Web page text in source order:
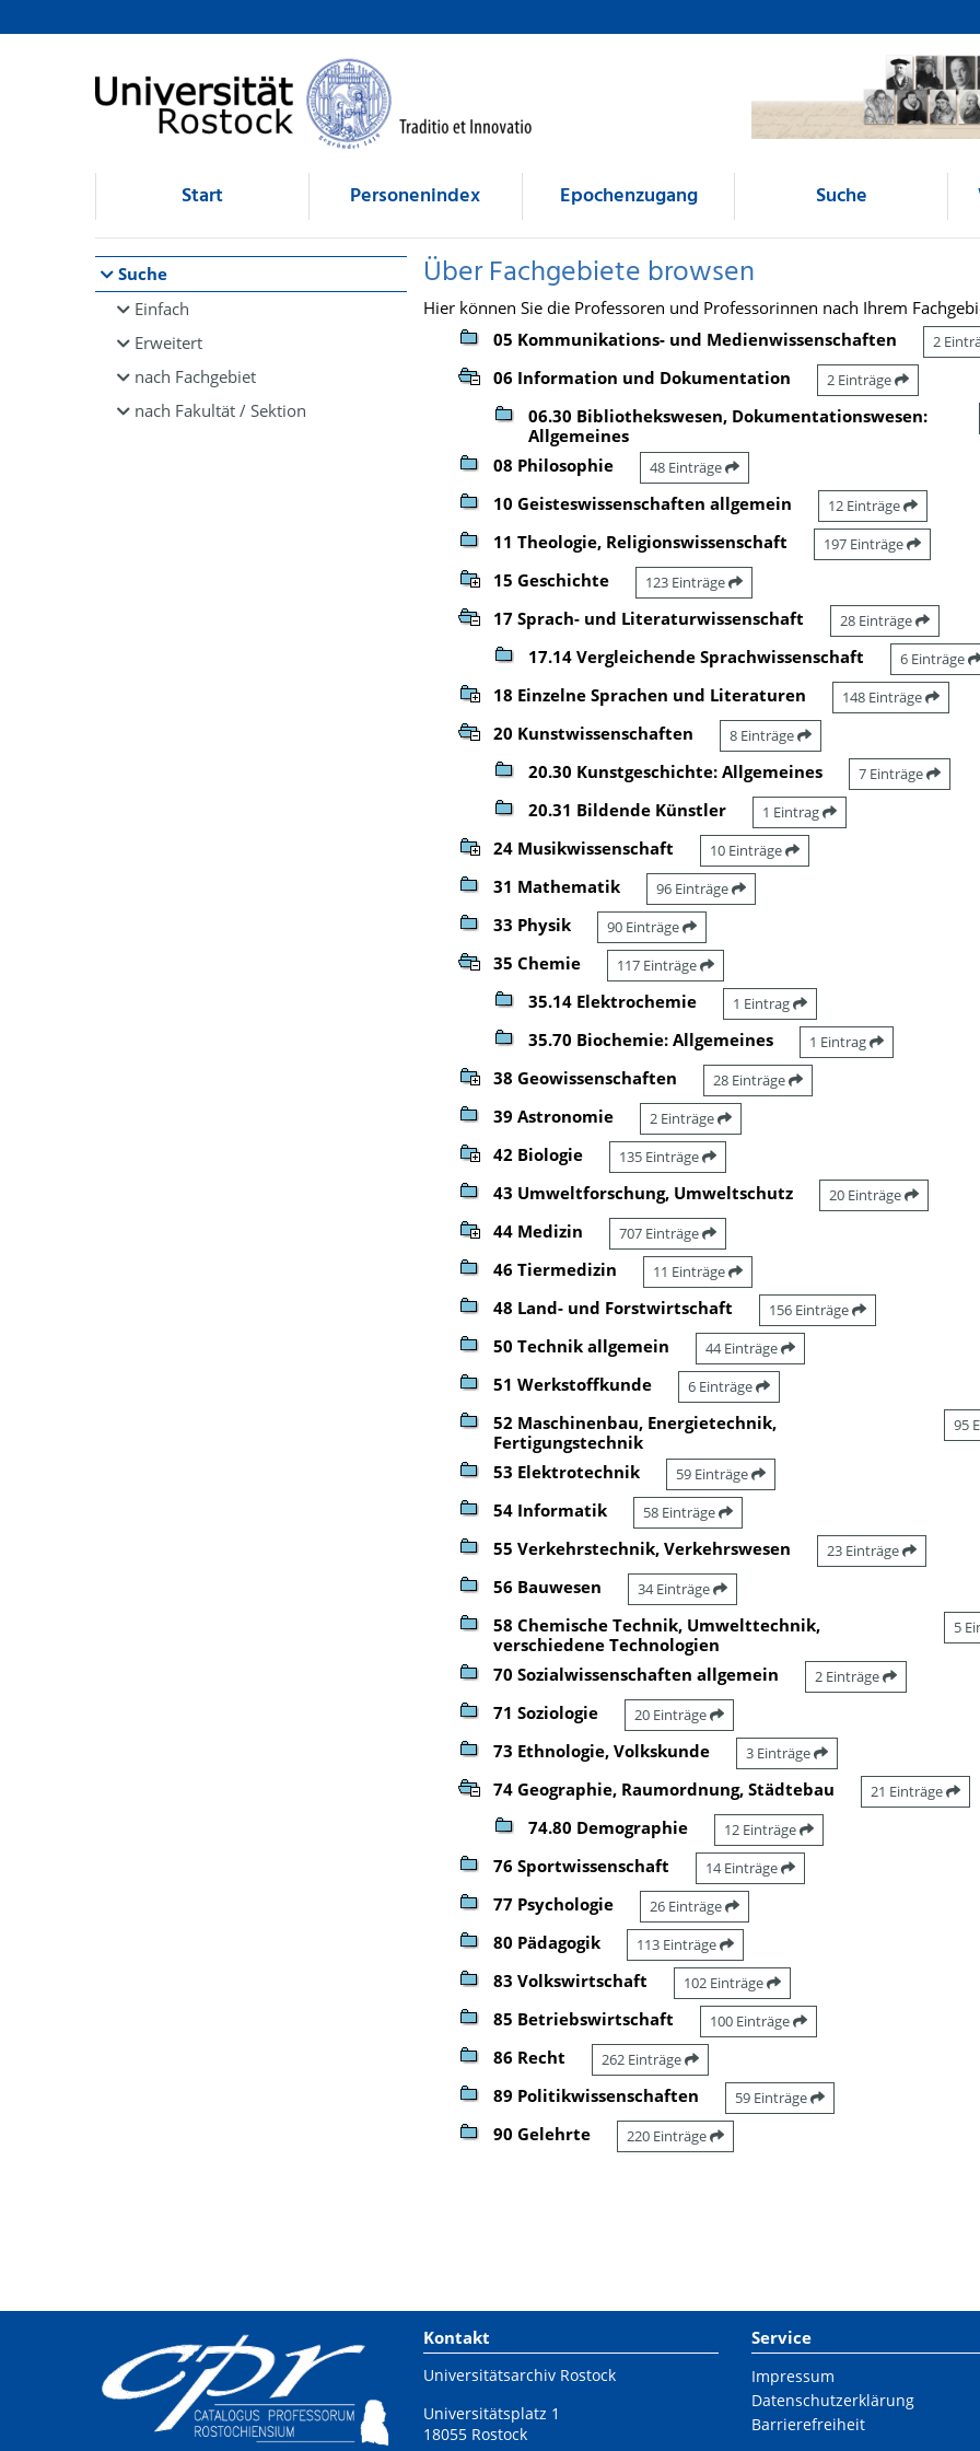
Browsen
direkt zum Inhalt
Start Personenindex Epochenzugang Suche
Suche
Einfach
Erweitert
nach Fachgebiet
nach Fakultät / Sektion
Über Fachgebiete browsen
Hier können Sie die Professoren und Professorinnen nach Ihrem
05 Kommunikations- und Medienwissenschaften
2
06 Information und Dokumentation 2 Einträge
06.30 Bibliothekswesen, Dokumentationswesen:
Allgemeines
08 Philosophie 48 Einträge
10 Geisteswissenschaften allgemein 12 Einträge
11 Theologie, Religionswissenschaft 197 Einträge
15 Geschichte 123 Einträge
17 Sprach- und Literaturwissenschaft 28 Einträge
17.14 Vergleichende Sprachwissenschaft 6 Einträge
18 Einzelne Sprachen und Literaturen 148 Einträge
20 Kunstwissenschaften 8 Einträge
20.30 Kunstgeschichte: Allgemeines 7 Einträge
20.31 Bildende Künstler 1 Eintrag
24 Musikwissenschaft 10 Einträge
31 Mathematik 96 Einträge
33 Physik 90 Einträge
35 Chemie 117 Einträge
35.14 Elektrochemie 1 Eintrag
35.70 Biochemie: Allgemeines 1 Eintrag
38 Geowissenschaften 28 Einträge
39 Astronomie 2 Einträge
42 Biologie 135 Einträge
43 Umweltforschung, Umweltschutz 20 Einträge
44 Medizin 707 Einträge
46 Tiermedizin 11 Einträge
48 Land- und Forstwirtschaft 156 Einträge
50 Technik allgemein 44 Einträge
51 Werkstoffkunde 6 Einträge
52 Maschinenbau, Energietechnik,
Fertigungstechnik
95
53 Elektrotechnik 59 Einträge
54 Informatik 58 Einträge
55 Verkehrstechnik, Verkehrswesen 23 Einträge
56 Bauwesen 34 Einträge
58 Chemische Technik, Umwelttechnik,
verschiedene Technologien
5
70 Sozialwissenschaften allgemein 2 Einträge
71 Soziologie 20 Einträge
73 Ethnologie, Volkskunde 3 Einträge
74 Geographie, Raumordnung, Städtebau 21 Einträge
74.80 Demographie 12 Einträge
76 Sportwissenschaft 14 Einträge
77 Psychologie 26 Einträge
80 Pädagogik 113 Einträge
83 Volkswirtschaft 102 Einträge
85 Betriebswirtschaft 100 Einträge
86 Recht 262 Einträge
89 Politikwissenschaften 59 Einträge
90 Gelehrte 220 Einträge
Kontakt
Universitätsarchiv Rostock
Universitätsplatz 1
18055 Rostock
Service
Impressum
Datenschutzerklärung
Barrierefreiheit